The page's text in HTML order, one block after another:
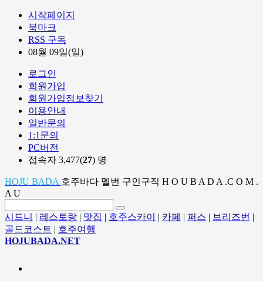
시작페이지
북마크
RSS 구독
08월 09일(일)
로그인
회원가입
회원가입정보찾기
이용안내
일반문의
1:1문의
PC버전
접속자 3,477(27) 명
HOJU BADA 호주바다 멜번 구인구직 H O U B A D A .C O M .
A U
시드니 | 레스토랑 | 맛집 | 호주스카이 | 카페 | 퍼스 | 브리즈번 |
골드코스트 | 호주여행
HOJUBADA.NET